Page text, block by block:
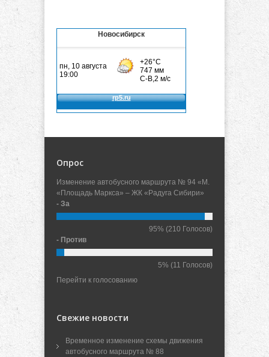
Новосибирск
Опрос
Изменение автобусного маршрута № 94 «М.
«Площадь Маркса» – ЖК «Радуга Сибири»
- За
95% (210 Голосов)
- Против
5% (11 Голосов)
Перейти к голосованию
Свежие новости
Временное изменение схемы движения
автобусного маршрута № 88